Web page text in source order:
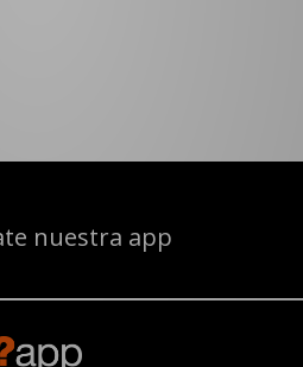
nuestra app